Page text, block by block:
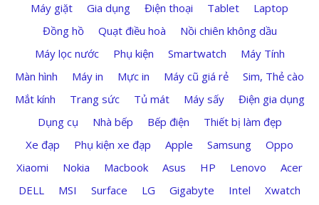
Máy giặt
Gia dụng Điện thoại Tablet
Laptop
Đồng hồ
Quạt điều hoà
Nồi chiên không dầu
Máy lọc nước
Phụ kiện Smartwatch
Máy Tính
Màn hình
Máy in Mực in Máy cũ giá rẻ
Sim, Thẻ cào
Mắt kính
Trang sức Tủ mát Máy sấy
Điện gia dụng
Dụng cụ
Nhà bếp Bếp điện
Thiết bị làm đẹp
Xe đạp
Phụ kiện xe đạp Apple Samsung
Oppo
Xiaomi
Nokia Macbook Asus HP Lenovo
Acer
DELL
MSI Surface LG Gigabyte Intel
Xwatch